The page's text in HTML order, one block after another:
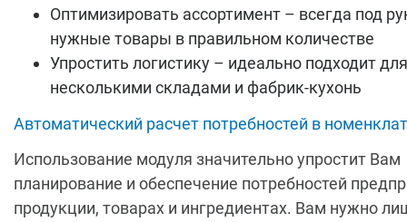
Оптимизировать ассортимент – всегда под
нужные товары в правильном количестве
Упростить логистику – идеально подходит
несколькими складами и фабрик-кухонь
Автоматический расчет потребностей в
Использование модуля значительно упростит Вам
планирование и обеспечение потребностей
продукции, товарах и ингредиентах. Вам нужно